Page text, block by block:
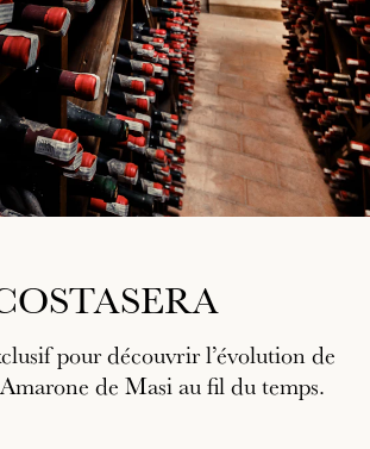
pour découvrir l’évolution de
Amarone de Masi au fil du temps.